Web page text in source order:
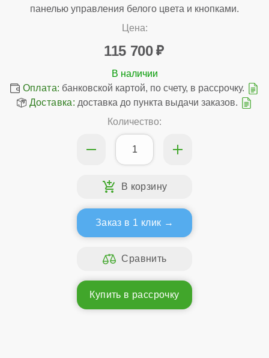
панелью управления белого цвета и кнопками.
Цена:
115 700
Оплата: банковской картой, по счету, в рассрочку.
Доставка: доставка до пункта выдачи заказов.
Количество:
Заказ в 1 клик
Купить в рассрочку